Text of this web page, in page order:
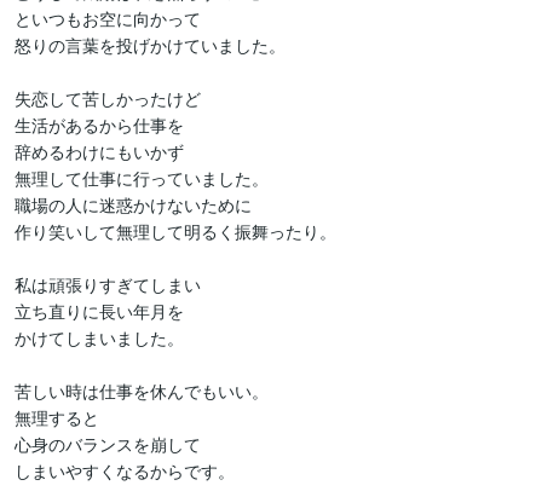
といつもお空に向かって
怒りの言葉を投げかけていました。
失恋して苦しかったけど
生活があるから仕事を
辞めるわけにもいかず
無理して仕事に行っていました。
職場の人に迷惑かけないために
作り笑いして無理して明るく振舞ったり。
私は頑張りすぎてしまい
立ち直りに長い年月を
かけてしまいました。
苦しい時は仕事を休んでもいい。
無理すると
心身のバランスを崩して
しまいやすくなるからです。